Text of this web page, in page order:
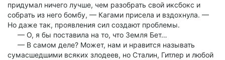
придумал ничего лучше, чем разобрать свой иксбокс и
собрать из него бомбу, — Кагами присела и вздохнула. —
Но даже так, проявления сил создают проблемы.
— О, я бы поставила на то, что Земля Бет…
— В самом деле? Может, нам и нравится называть
сумасшедшими всяких злодеев, но Сталин, Гитлер и любой